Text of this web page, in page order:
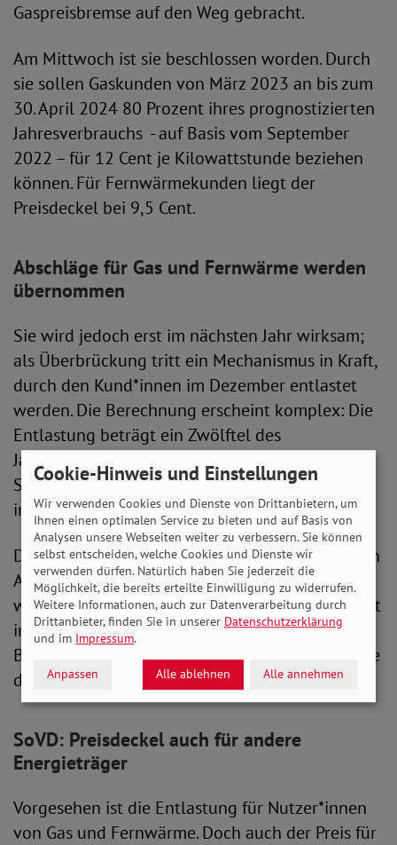
Gaspreisbremse auf den Weg gebracht.
Am Mittwoch ist sie beschlossen worden. Durch
sie sollen Gaskunden von März 2023 an bis zum
30. April 2024 80 Prozent ihres prognostizierten
Jahresverbrauchs - auf Basis vom September
2022 – für 12 Cent je Kilowattstunde beziehen
können. Für Fernwärmekunden liegt der
Preisdeckel bei 9,5 Cent.
Abschläge für Gas und Fernwärme werden
übernommen
Sie wird jedoch erst im nächsten Jahr wirksam;
als Überbrückung tritt ein Mechanismus in Kraft,
durch den Kund*innen im Dezember entlastet
werden. Die Berechnung erscheint komplex: Die
Entlastung beträgt ein Zwölftel des
Jahresverbrauchs, wie ihn der Versorger im
September geschätzt hat, multipliziert mit dem
im Dezember gültigen Kilowattstundenpreis.
Der Betrag kann also von den monatlich fälligen
Abschlagszahlungen abweichen. Praktisch
wirksam wird sie für viele Mieter*innen auch erst
im nächsten Jahr mit der
Betriebskostenabrechnung für das Jahr 2022, die
dann niedriger ausfällt.
SoVD: Preisdeckel auch für andere
Energieträger
Vorgesehen ist die Entlastung für Nutzer*innen
von Gas und Fernwärme. Doch auch der Preis für
Cookie-Hinweis und Einstellungen
Wir verwenden Cookies und Dienste von Drittanbietern, um
Ihnen einen optimalen Service zu bieten und auf Basis von
Analysen unsere Webseiten weiter zu verbessern. Sie können
selbst entscheiden, welche Cookies und Dienste wir
verwenden dürfen. Natürlich haben Sie jederzeit die
Möglichkeit, die bereits erteilte Einwilligung zu widerrufen.
Weitere Informationen, auch zur Datenverarbeitung durch
Drittanbieter, finden Sie in unserer Datenschutzerklärung
und im Impressum.
Anpassen Alle ablehnen Alle annehmen